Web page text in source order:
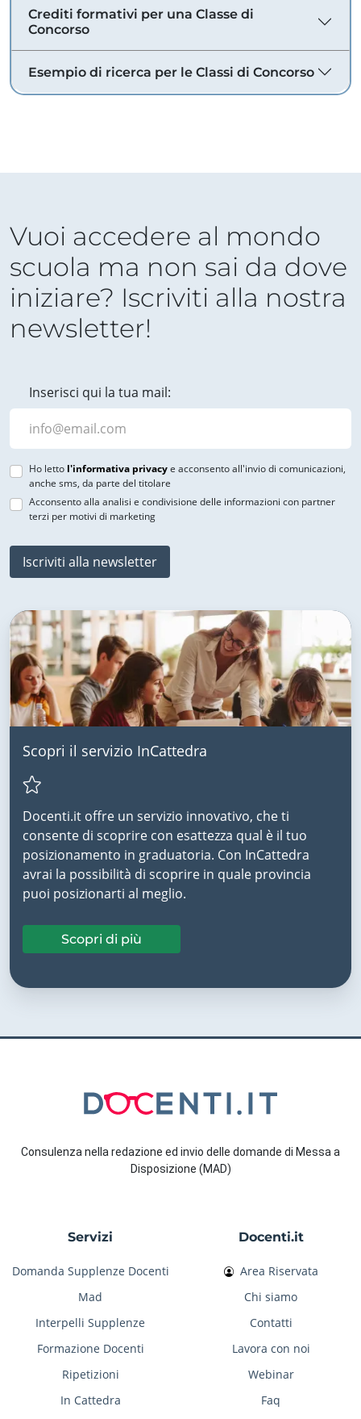
Crediti formativi per una Classe di
Concorso
Esempio di ricerca per le Classi di Concorso
Vuoi accedere al mondo
scuola ma non sai da dove
iniziare? Iscriviti alla nostra
newsletter!
Inserisci qui la tua mail:
Ho letto l'informativa privacye acconsento all'invio di comunicazioni,
anche sms, da parte del titolare
Acconsento alla analisi e condivisione delle informazioni con partner
terzi per motivi di marketing
Iscriviti alla newsletter
Scopri il servizio InCattedra
Docenti.it offre un servizio innovativo, che ti
consente di scoprire con esattezza qual è il tuo
posizionamento in graduatoria. Con InCattedra
avrai la possibilità di scoprire in quale provincia
puoi posizionarti al meglio.
Scopri di più
Consulenza nella redazione ed invio delle domande di Messa a
Disposizione (MAD)
Servizi
Domanda Supplenze Docenti
Mad
Interpelli Supplenze
Formazione Docenti
Ripetizioni
In Cattedra
Docenti.it
Area Riservata
Chi siamo
Contatti
Lavora con noi
Webinar
Faq